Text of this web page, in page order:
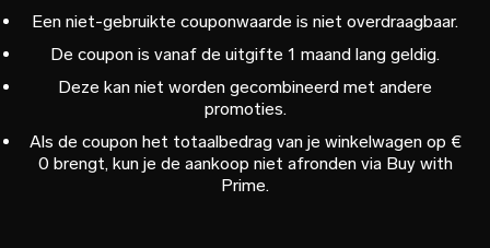
Een niet-gebruikte couponwaarde is niet overdraagbaar.
De coupon is vanaf de uitgifte 1 maand lang geldig.
Deze kan niet worden gecombineerd met andere
promoties.
Als de coupon het totaalbedrag van je winkelwagen op €
0 brengt, kun je de aankoop niet afronden via Buy with
Prime.